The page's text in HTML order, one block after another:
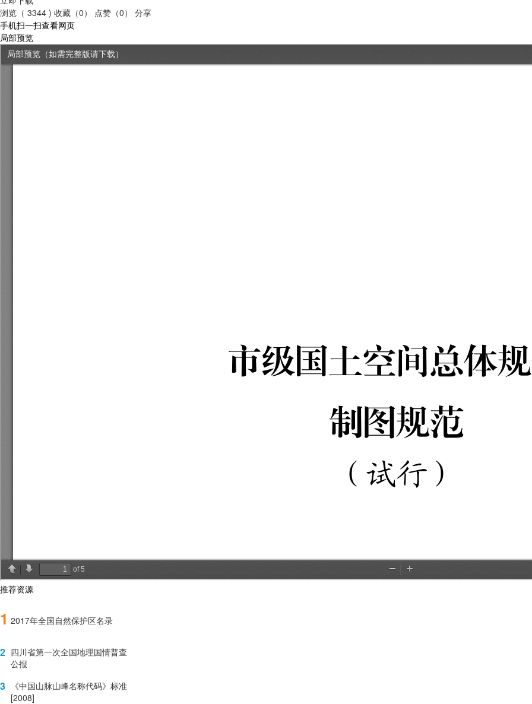
浏览（ 3344 ) 收藏（0） 点赞（0）
分享
手机扫一扫查看网页
局部预览
推荐资源
1 2017年全国自然保护区名录
2 四川省第一次全国地理国情普查
公报
3
《中国山脉山峰名称代码》标准
[2008]